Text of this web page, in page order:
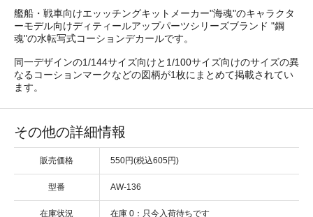
艦船・戦車向けエッッチングキットメーカー"海魂"のキャラクタ
ーモデル向けディティールアップパーツシリーズブランド "鋼
魂"の水転写式コーションデカールです。
同一デザインの1/144サイズ向けと1/100サイズ向けのサイズの異
なるコーションマークなどの図柄が1枚にまとめて掲載されてい
ます。
その他の詳細情報
販売価格 550円(税込605円)
型番 AW-136
在庫状況 在庫 0：只今入荷待ちです